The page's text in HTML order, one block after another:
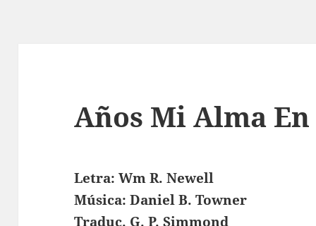
Años Mi Alma
Letra: Wm R. Newell
Música: Daniel B. Towner
Traduc. G. P. Simmond